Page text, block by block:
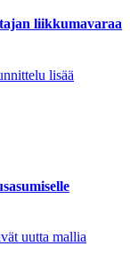
liikkumavaraa
lisää
uutta mallia